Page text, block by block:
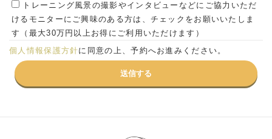
トレーニング風景の撮影やインタビューなどにご協力いただ
けるモニターにご興味のある方は、チェックをお願いいたしま
す（最大30万円以上お得にご利用いただけます）
個人情報保護方針に同意の上、予約へお進みください。